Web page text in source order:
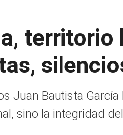
territorio
Juan Bautista
sino la integridad